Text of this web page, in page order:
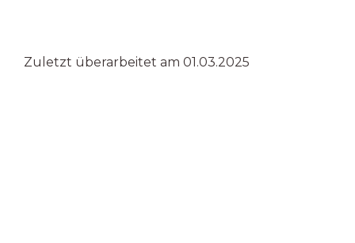
Zuletzt überarbeitet am 01.03.2025